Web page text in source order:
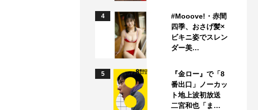
4
#Mooove!・赤間
四季、おさげ髪×
ビキニ姿でスレン
ダー美…
5
『金ロー』で「8
番出口」ノーカッ
ト地上波初放送
二宮和也「ま…